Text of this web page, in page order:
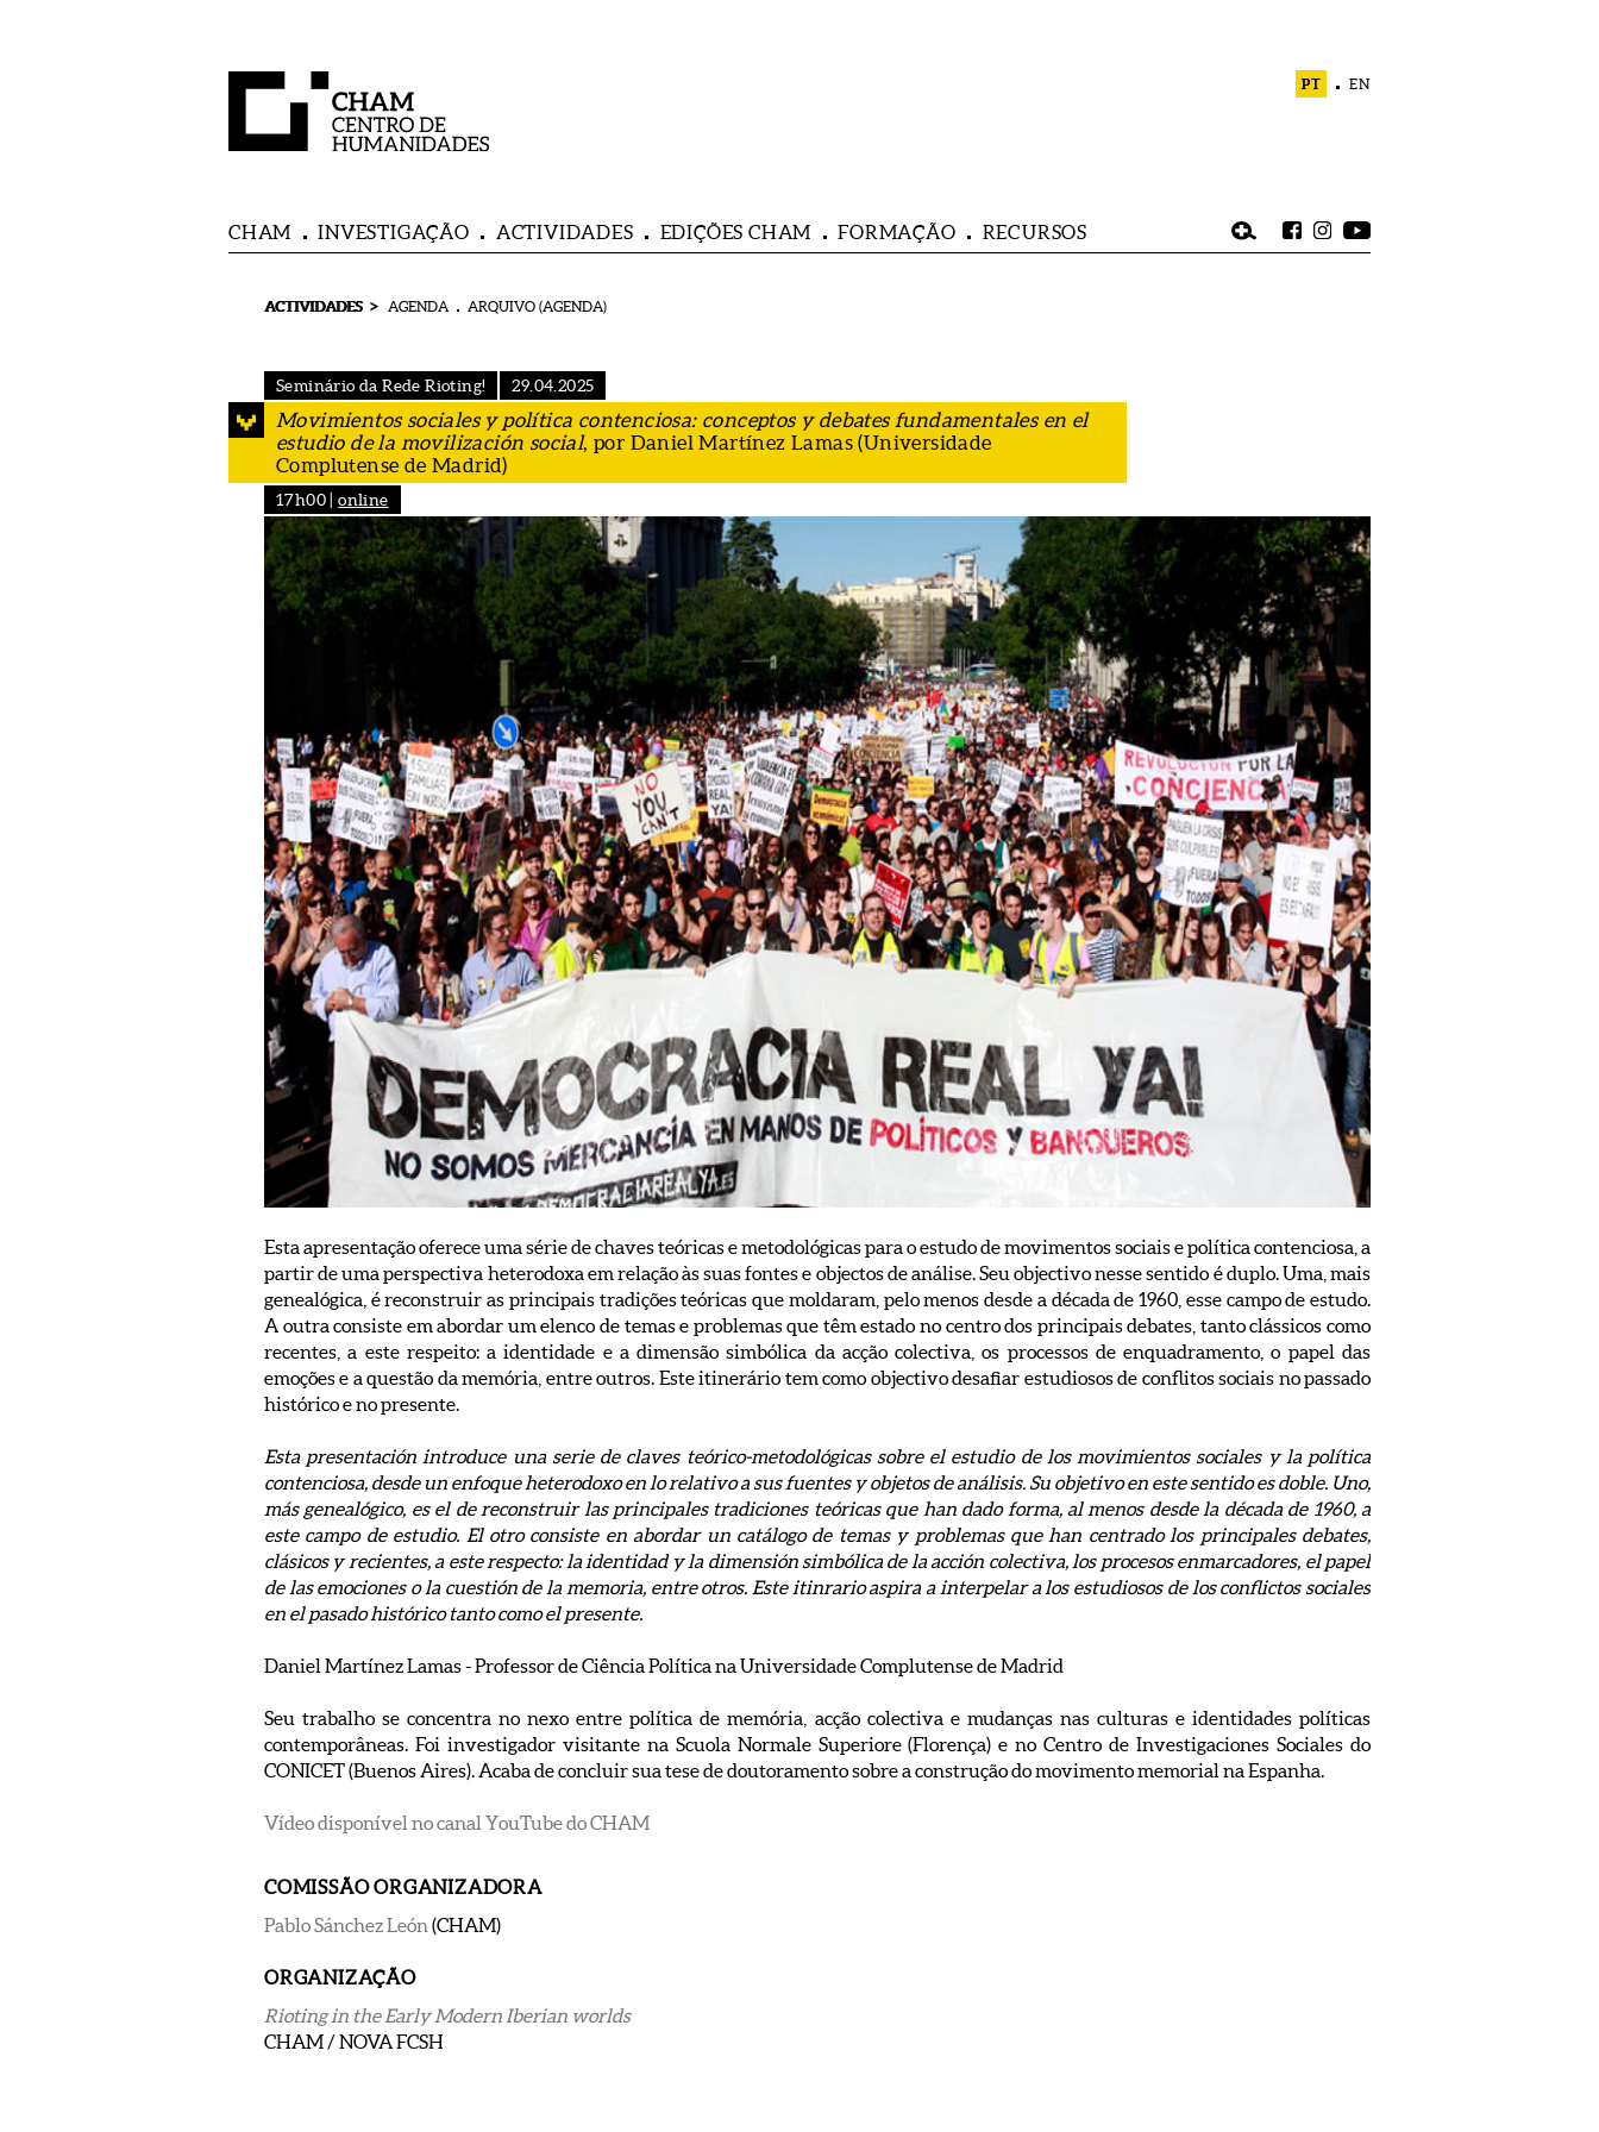
PT EN
CHAM INVESTIGAÇÃO ACTIVIDADES EDIÇÕES CHAM FORMAÇÃO RECURSOS
ACTIVIDADES > AGENDA ARQUIVO (AGENDA)
Seminário da Rede Rioting! 29.04.2025
Movimientos sociales y política contenciosa: conceptos y debates fundamentales en el
estudio de la movilización social, por Daniel Martínez Lamas (Universidade
Complutense de Madrid)
17h00 |online
Esta apresentação oferece uma série de chaves teóricas e metodológicas para o estudo de movimentos sociais e política contenciosa, a
partir de uma perspectiva heterodoxa em relação às suas fontes e objectos de análise. Seu objectivo nesse sentido é duplo. Uma, mais
genealógica, é reconstruir as principais tradições teóricas que moldaram, pelo menos desde a década de 1960, esse campo de estudo.
A outra consiste em abordar um elenco de temas e problemas que têm estado no centro dos principais debates, tanto clássicos como
recentes, a este respeito: a identidade e a dimensão simbólica da acção colectiva, os processos de enquadramento, o papel das
emoções e a questão da memória, entre outros. Este itinerário tem como objectivo desafiar estudiosos de conflitos sociais no passado
histórico e no presente.
Esta presentación introduce una serie de claves teórico-metodológicas sobre el estudio de los movimientos sociales y la política
contenciosa, desde un enfoque heterodoxo en lo relativo a sus fuentes y objetos de análisis. Su objetivo en este sentido es doble. Uno,
más genealógico, es el de reconstruir las principales tradiciones teóricas que han dado forma, al menos desde la década de 1960, a
este campo de estudio. El otro consiste en abordar un catálogo de temas y problemas que han centrado los principales debates,
clásicos y recientes, a este respecto: la identidad y la dimensión simbólica de la acción colectiva, los procesos enmarcadores, el papel
de las emociones o la cuestión de la memoria, entre otros. Este itinrario aspira a interpelar a los estudiosos de los conflictos sociales
en el pasado histórico tanto como el presente.
Daniel Martínez Lamas - Professor de Ciência Política na Universidade Complutense de Madrid
Seu trabalho se concentra no nexo entre política de memória, acção colectiva e mudanças nas culturas e identidades políticas
contemporâneas. Foi investigador visitante na Scuola Normale Superiore (Florença) e no Centro de Investigaciones Sociales do
CONICET (Buenos Aires). Acaba de concluir sua tese de doutoramento sobre a construção do movimento memorial na Espanha.
Vídeo disponível no canal YouTube do CHAM
COMISSÃO ORGANIZADORA
Pablo Sánchez León (CHAM)
ORGANIZAÇÃO
Rioting in the Early Modern Iberian worlds
CHAM / NOVA FCSH